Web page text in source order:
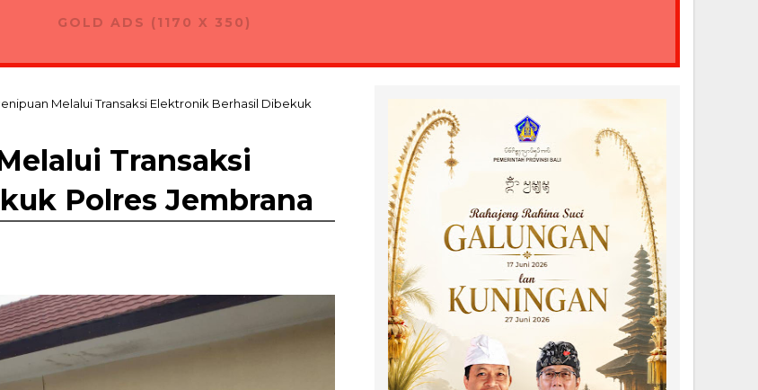
GOLD ADS (1170 X 350)
Melalui Transaksi Elektronik Berhasil Dibekuk
Transaksi
Polres Jembrana